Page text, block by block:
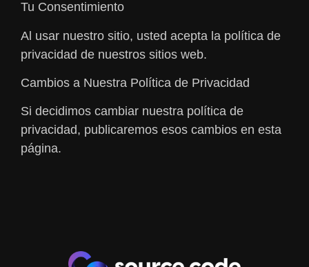
Tu Consentimiento
Al usar nuestro sitio, usted acepta la política de
privacidad de nuestros sitios web.
Cambios a Nuestra Política de Privacidad
Si decidimos cambiar nuestra política de
privacidad, publicaremos esos cambios en esta
página.